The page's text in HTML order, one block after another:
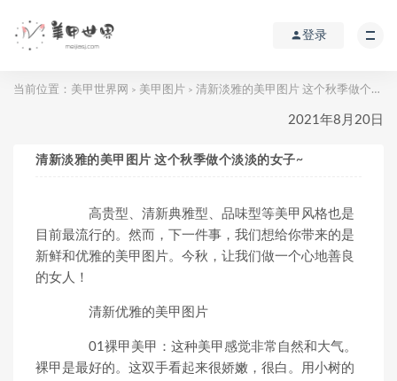
登录
当前位置： 美甲世界网 > 美甲图片 > 清新淡雅的美甲图片 这个秋季做个淡淡的女子~
2021年8月20日
清新淡雅的美甲图片 这个秋季做个淡淡的女子~
高贵型、清新典雅型、品味型等美甲风格也是
目前最流行的。然而，下一件事，我们想给你带来的是
新鲜和优雅的美甲图片。今秋，让我们做一个心地善良
的女人！
清新优雅的美甲图片
01裸甲美甲：这种美甲感觉非常自然和大气。
裸甲是最好的。这双手看起来很娇嫩，很白。用小树的